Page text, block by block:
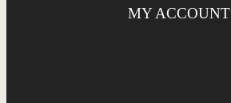
MY ACCOUNT